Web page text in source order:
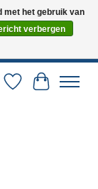
PostNL en DHL.
te maken. 0251-
Verlanglijst
met het gebruik van
verbergen